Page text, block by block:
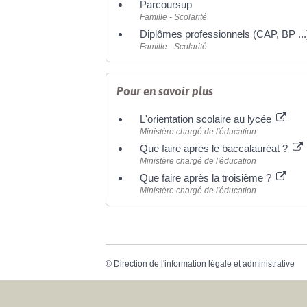
Parcoursup
Famille - Scolarité
Diplômes professionnels (CAP, BP
Famille - Scolarité
Pour en savoir plus
L'orientation scolaire au lycée
Ministère chargé de l'éducation
Que faire après le baccalauréat ?
Ministère chargé de l'éducation
Que faire après la troisième ?
Ministère chargé de l'éducation
© Direction de l'information légale et administrative